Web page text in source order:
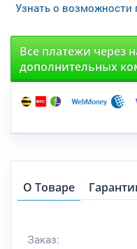
Узнать о возможности
Все платежи через
дополнительных
О Товаре
Заказ: